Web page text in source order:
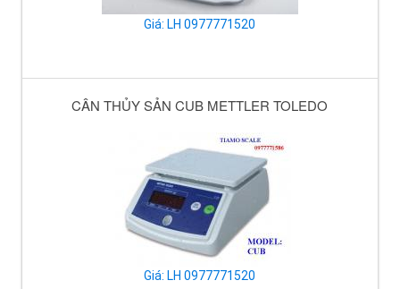
Giá: LH 0977771520
CÂN THỦY SẢN CUB METTLER TOLEDO
Giá: LH 0977771520